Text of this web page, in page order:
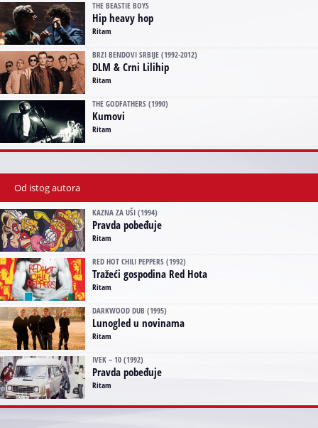
THE BEASTIE BOYS
Hip heavy hop
Ritam
BRZI BENDOVI SRBIJE (1992-2012)
DLM & Crni Lilihip
Ritam
THE GODFATHERS (1990)
Kumovi
Ritam
Od istog autora
KAZNA ZA UŠI (1994)
Pravda pobeđuje
Ritam
RED HOT CHILI PEPPERS (1992)
Tražeći gospodina Red Hota
Ritam
DARKWOOD DUB (1995)
Lunogled u novinama
Ritam
IVEK – 10 (1992)
Pravda pobeđuje
Ritam